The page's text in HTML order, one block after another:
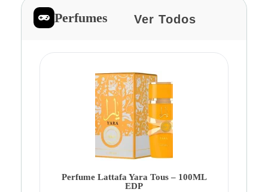
Perfumes Ver Todos
Perfume Lattafa Yara Tous – 100ML
EDP